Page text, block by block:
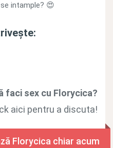
intample? 😍
faci sex cu Florycica?
aici pentru a discuta!
Florycica chiar acum